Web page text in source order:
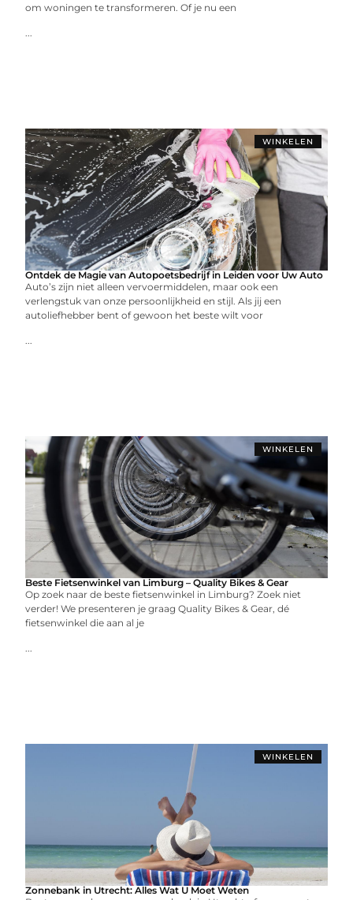
om woningen te transformeren. Of je nu een
...
WINKELEN
Ontdek de Magie van Autopoetsbedrijf in Leiden voor Uw Auto
Auto’s zijn niet alleen vervoermiddelen, maar ook een
verlengstuk van onze persoonlijkheid en stijl. Als jij een
autoliefhebber bent of gewoon het beste wilt voor
...
WINKELEN
Beste Fietsenwinkel van Limburg – Quality Bikes & Gear
Op zoek naar de beste fietsenwinkel in Limburg? Zoek niet
verder! We presenteren je graag Quality Bikes & Gear, dé
fietsenwinkel die aan al je
...
WINKELEN
Zonnebank in Utrecht: Alles Wat U Moet Weten